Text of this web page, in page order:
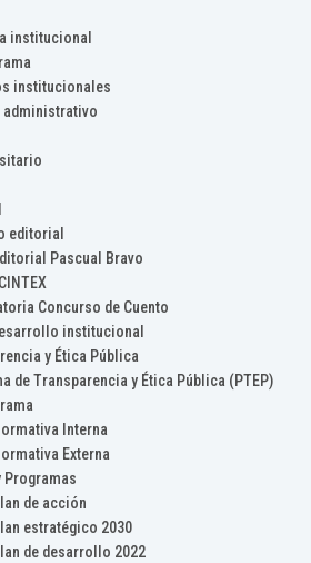
institucional
institucionales
administrativo
editorial
Pascual Bravo
Concurso de Cuento
institucional
y Ética Pública
de Transparencia y Ética Pública (PTEP)
Interna
Externa
Programas
de acción
estratégico 2030
de desarrollo 2022